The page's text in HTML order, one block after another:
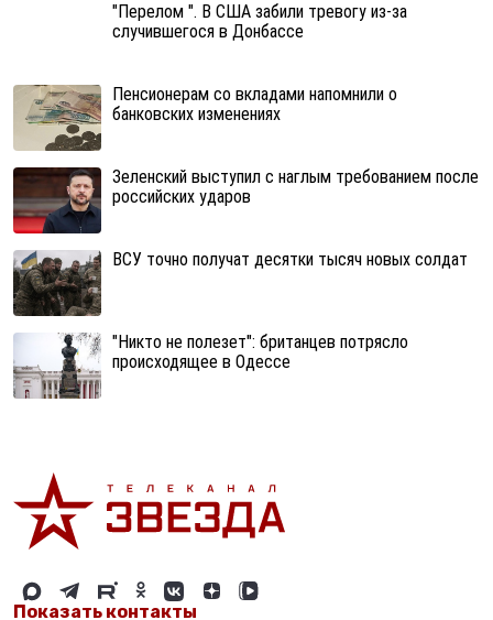
"Перелом ". В США забили тревогу из-за
случившегося в Донбассе
Пенсионерам со вкладами напомнили о
банковских изменениях
Зеленский выступил с наглым требованием после
российских ударов
ВСУ точно получат десятки тысяч новых солдат
"Никто не полезет": британцев потрясло
происходящее в Одессе
Показать контакты